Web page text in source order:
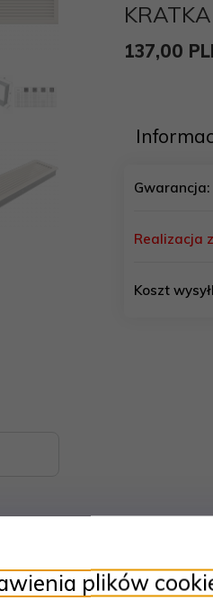
137,00
Gwarancja:
Realizacja
Koszt
plików